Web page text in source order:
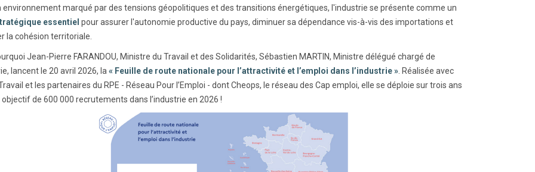
environnement marqué par des tensions géopolitiques et des transitions énergétiques, l'industrie se présente comme un
essentiel pour assurer l'autonomie productive du pays, diminuer sa dépendance vis-à-vis des importations et
la cohésion territoriale.
Jean-Pierre FARANDOU, Ministre du Travail et des Solidarités, Sébastien MARTIN, Ministre délégué chargé de
lancent le 20 avril 2026, la « Feuille de route nationale pour l’attractivité et l’emploi dans l’industrie ». Réalisée avec
et les partenaires du RPE - Réseau Pour l’Emploi - dont Cheops, le réseau des Cap emploi, elle se déploie sur trois ans
de 600 000 recrutements dans l’industrie en 2026 !